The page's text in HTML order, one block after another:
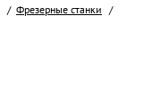
Фрезерные станки